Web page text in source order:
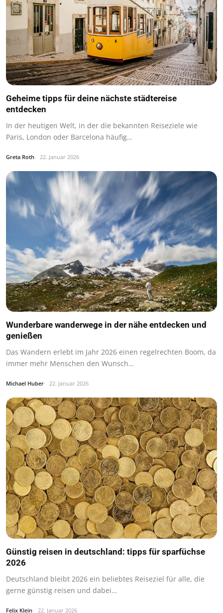
Geheime tipps für deine nächste städtereise
entdecken
In der heutigen Welt, in der die bekannten Reiseziele wie
Paris, London oder Barcelona häufig…
Greta Roth 22. Januar 2026
Wunderbare wanderwege in der nähe entdecken und
genießen
Das Wandern erlebt im Jahr 2026 einen regelrechten Boom, da
immer mehr Menschen den Wunsch…
Michael Huber 22. Januar 2026
Günstig reisen in deutschland: tipps für sparfüchse
2026
Deutschland bleibt 2026 ein beliebtes Reiseziel für alle, die
gerne günstig reisen und dabei…
Felix Klein 22. Januar 2026